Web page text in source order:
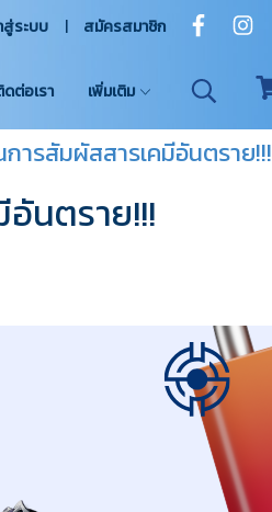
สู่ระบบ สมัครสมาชิก
ดต่อเรา เพิ่มเติม
รสัมผัสสารเคมีอันตราย!!!
นตราย!!!